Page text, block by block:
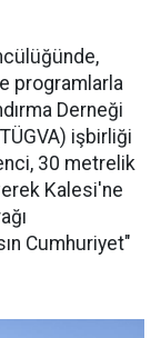
programlarla
Derneği
işbirliği
30 metrelik
Kalesi'ne
Cumhuriyet"